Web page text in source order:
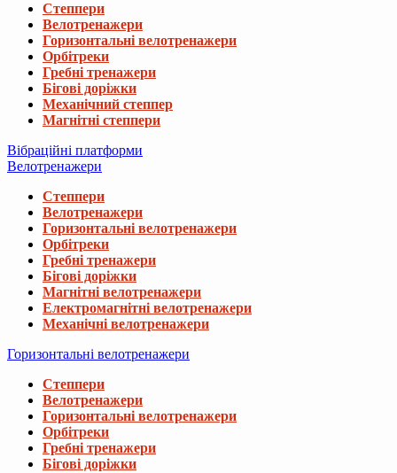
Степпери
Велотренажери
Горизонтальні велотренажери
Орбітреки
Гребні тренажери
Бігові доріжки
Механічний степпер
Магнітні степпери
Вібраційні платформи
Велотренажери
Степпери
Велотренажери
Горизонтальні велотренажери
Орбітреки
Гребні тренажери
Бігові доріжки
Магнітні велотренажери
Електромагнітні велотренажери
Механічні велотренажери
Горизонтальні велотренажери
Степпери
Велотренажери
Горизонтальні велотренажери
Орбітреки
Гребні тренажери
Бігові доріжки